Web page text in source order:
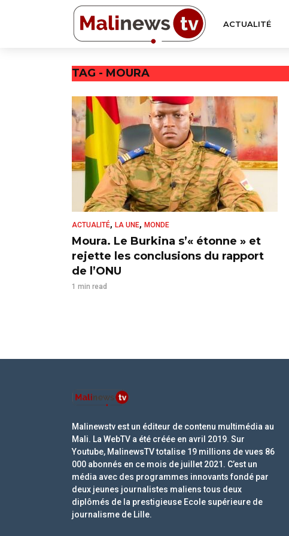
ACTUALITÉ
TAG - MOURA
ACTUALITÉ, LA UNE, MONDE
Moura. Le Burkina s’« étonne » et
rejette les conclusions du rapport
de l’ONU
1 min read
Malinewstv est un éditeur de contenu multimédia au
Mali. La WebTV a été créée en avril 2019. Sur
Youtube, MalinewsTV totalise 19 millions de vues 86
000 abonnés en ce mois de juillet 2021. C’est un
média avec des programmes innovants fondé par
deux jeunes journalistes maliens tous deux
diplômés de la prestigieuse Ecole supérieure de
journalisme de Lille.